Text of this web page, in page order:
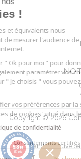
Cookies !
Nos cookies et
permettent de mesurer
notre site internet.
Cliquez sur " Ok pour
pouvez également
cliquant sur " Je choisis
Pour modifier vos
'Préférences de
Lire la politique de
Copyright © 2026
Marchand approuvé
vérifier.
9.8/10
157 avis